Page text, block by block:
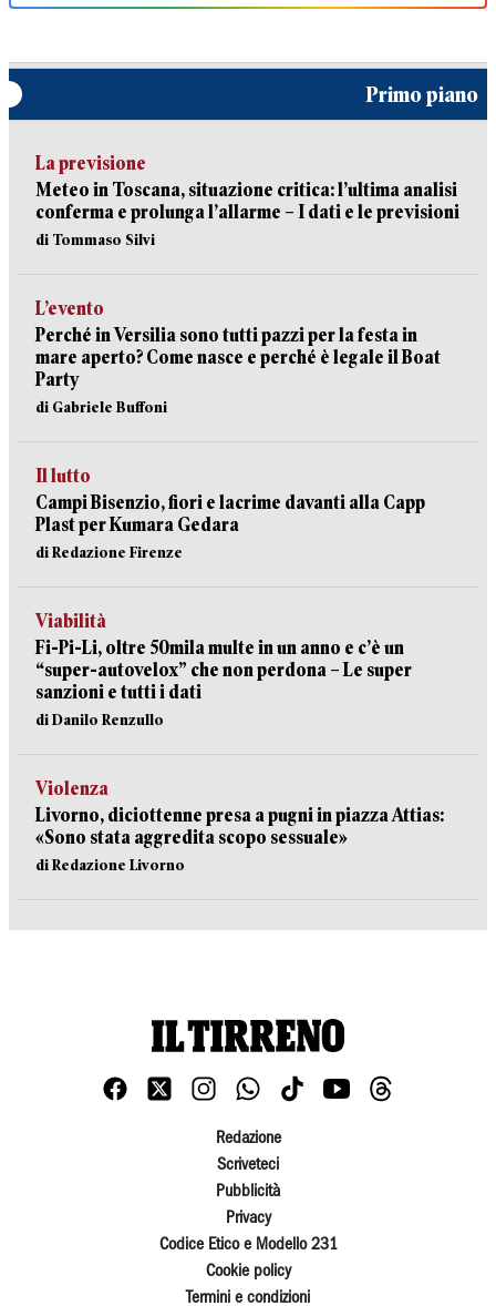
Primo piano
La previsione
Meteo in Toscana, situazione critica: l’ultima analisi
conferma e prolunga l’allarme – I dati e le previsioni
di Tommaso Silvi
L’evento
Perché in Versilia sono tutti pazzi per la festa in
mare aperto? Come nasce e perché è legale il Boat
Party
di Gabriele Buffoni
Il lutto
Campi Bisenzio, fiori e lacrime davanti alla Capp
Plast per Kumara Gedara
di Redazione Firenze
Viabilità
Fi-Pi-Li, oltre 50mila multe in un anno e c’è un
“super-autovelox” che non perdona – Le super
sanzioni e tutti i dati
di Danilo Renzullo
Violenza
Livorno, diciottenne presa a pugni in piazza Attias:
«Sono stata aggredita scopo sessuale»
di Redazione Livorno
Redazione
Scriveteci
Pubblicità
Privacy
Codice Etico e Modello 231
Cookie policy
Termini e condizioni